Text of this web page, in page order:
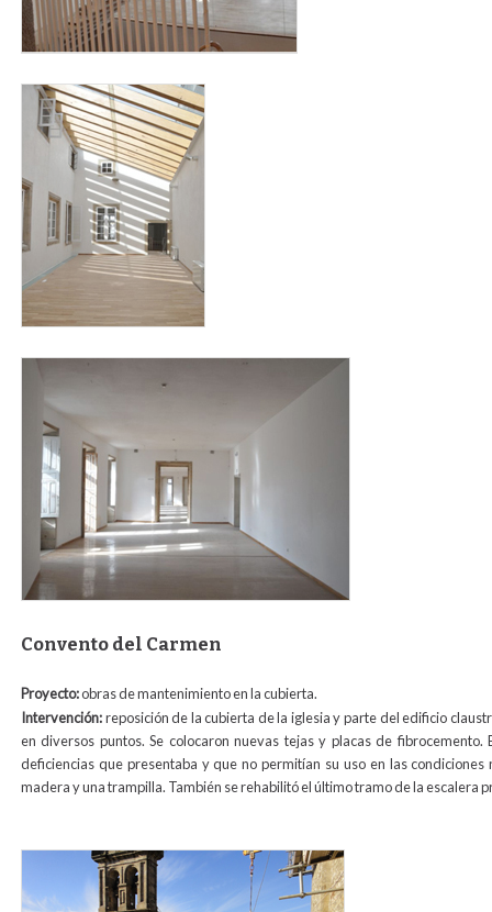
bendana2.jpg
bendana3.jpg
Convento del Carmen
Proyecto:obras de mantenimiento en la cubierta.
Intervención:reposición de la cubierta de la iglesia y parte del edificio
en diversos puntos. Se colocaron nuevas tejas y placas de
deficiencias que presentaba y que no permitían su uso en las
madera y una trampilla. También se rehabilitó el último tramo de la escalera
cubierta_carmen_para_web1.jpg